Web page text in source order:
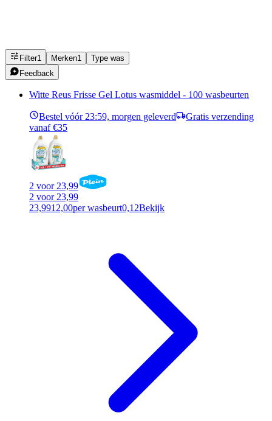
Filter1 Merken1
Type was
Feedback
Witte Reus Frisse Gel Lotus wasmiddel - 100 wasbeurten
Bestel vóór 23:59, morgen geleverd
Gratis verzending
vanaf €35
2 voor 23,99
2 voor 23,99
23,9912,00per wasbeurt0,12Bekijk